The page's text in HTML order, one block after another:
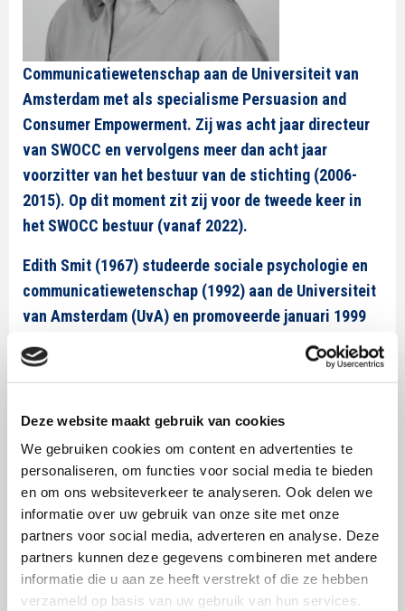
Deze website maakt gebruik van cookies
We gebruiken cookies om content en advertenties te
personaliseren, om functies voor social media te bieden
en om ons websiteverkeer te analyseren. Ook delen we
informatie over uw gebruik van onze site met onze
partners voor social media, adverteren en analyse. Deze
partners kunnen deze gegevens combineren met andere
informatie die u aan ze heeft verstrekt of die ze hebben
verzameld op basis van uw gebruik van hun services.
Communicatiewetenschap aan de Universiteit van
Amsterdam met als specialisme Persuasion and
Consumer Empowerment. Zij was acht jaar directeur
van SWOCC en vervolgens meer dan acht jaar
voorzitter van het bestuur van de stichting (2006-
2015). Op dit moment zit zij voor de tweede keer in
het SWOCC bestuur (vanaf 2022).
Edith Smit (1967) studeerde sociale psychologie en
communicatiewetenschap (1992) aan de Universiteit
van Amsterdam (UvA) en promoveerde januari 1999
op een proefschrift naar reclamebeleving in
verschillende mediumtypen. Van 2006 tot en met
aan de UvA, namens de Stichting Leerstoel Customer
Media.
Edith publiceert regelmatig in nationale en
internationale vakbladen over beïnvloeding en
weerstand tegen beïnvloeding, vermenging tussen
reclame en media-inhoud, de uitdaging om
milieuvriendelijk te gedragen en de manier waarop